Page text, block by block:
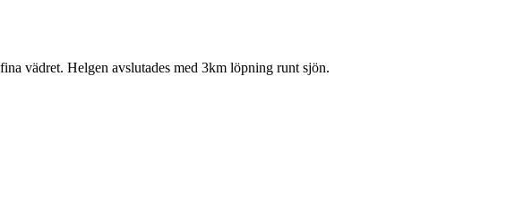
vädret. Helgen avslutades med 3km löpning runt sjön.